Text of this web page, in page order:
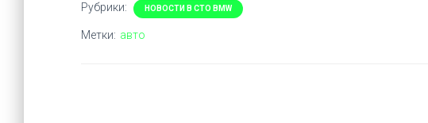
Рубрики: НОВОСТИ В СТО BMW
Метки: авто